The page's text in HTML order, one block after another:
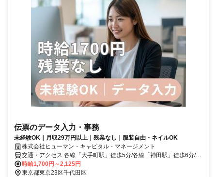
伝票のデータ入力・事務
未経験OK｜月収29万円以上｜残業なし｜服装自由・ネイルOK
株式会社ヒューマン・キャピタル・マネージメント
交通・アクセス 各線「大手町駅」徒歩5分/各線「神田駅」徒歩6分/各
線「東京駅」徒歩15分
時給1,700円～2,125円
東京都東京23区千代田区